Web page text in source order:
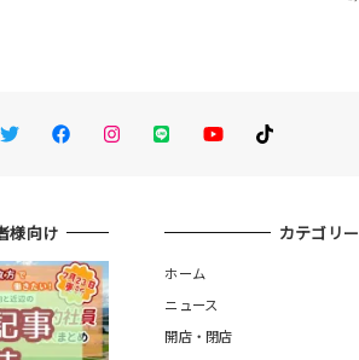
TwitterFacebookInstagram
LINE You TubeTikTok
様向け カテゴリー
ホーム
ニュース
開店・閉店